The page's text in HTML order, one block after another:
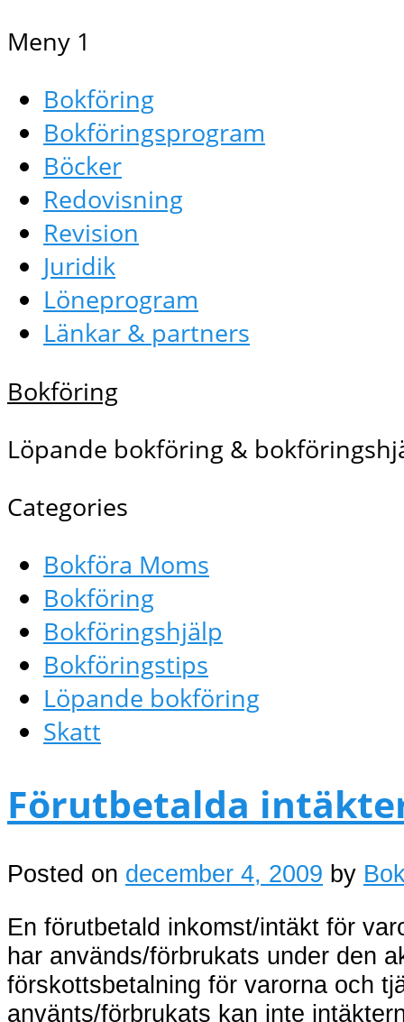
Meny 1
Bokföring
Bokföringsprogram
Böcker
Redovisning
Revision
Juridik
Löneprogram
Länkar & partners
Bokföring
Löpande bokföring &
Categories
Bokföra Moms
Bokföring
Bokföringshjälp
Bokföringstips
Löpande bokföring
Skatt
Förutbetalda
Posted on december 4, 2009 by
En förutbetald inkomst/intäkt för
har används/förbrukats under den
förskottsbetalning för varorna och
använts/förbrukats kan inte